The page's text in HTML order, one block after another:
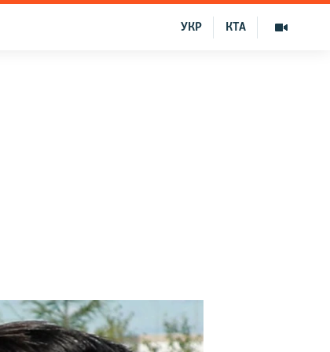
КТА
УКР